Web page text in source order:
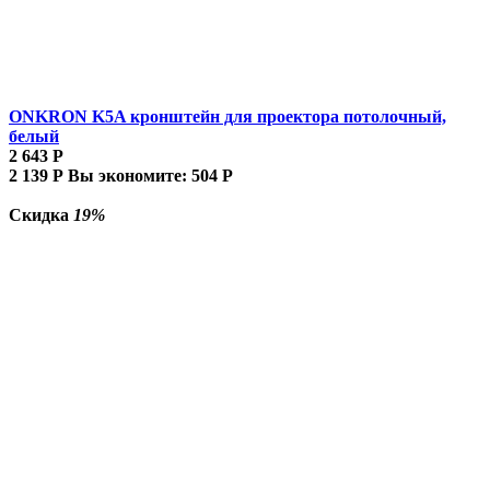
ONKRON K5A кронштейн для проектора потолочный,
белый
2 643 Р
2 139 Р Вы экономите: 504 Р
Скидка 19%